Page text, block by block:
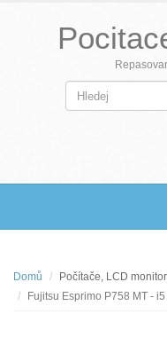
Domů Počítače, LCD
Fujitsu Esprimo P758 MT -